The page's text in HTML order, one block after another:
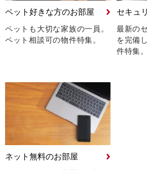
ペット好きな方のお部屋
ペットも大切な家族の一員。
ペット相談可の物件特集。
セキュ
最新の
を完備
件特集。
ネット無料のお部屋